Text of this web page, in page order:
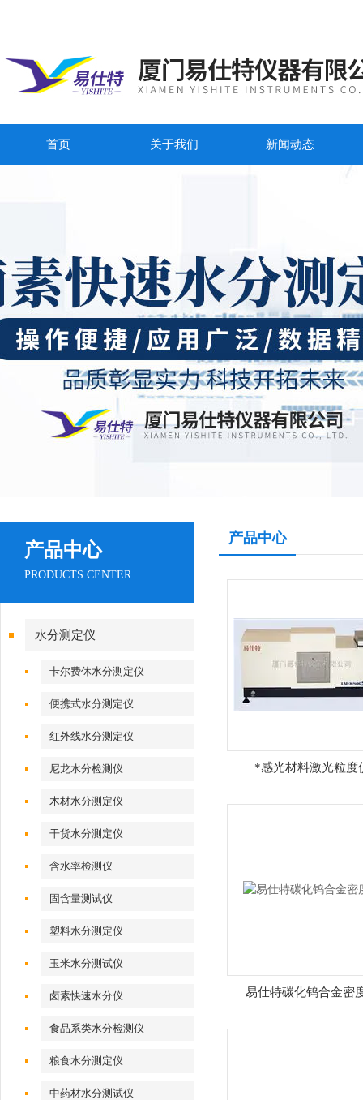
首页 关于我们 新闻动态
产品中心
PRODUCTS CENTER
水分测定仪
卡尔费休水分测定仪
便携式水分测定仪
红外线水分测定仪
尼龙水分检测仪
木材水分测定仪
干货水分测定仪
含水率检测仪
固含量测试仪
塑料水分测定仪
玉米水分测试仪
卤素快速水分仪
食品系类水分检测仪
粮食水分测定仪
中药材水分测试仪
产品中心
*感光材料激光粒度
易仕特碳化钨合金密